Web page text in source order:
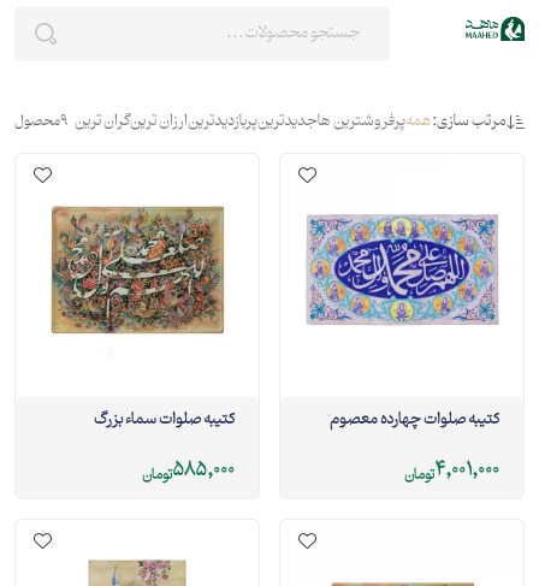
مرتب سازی:همهپرفروشترین هاجدیدترینپربازدیدترینارزان ترینگران ترین 9محصول
کتیبه صلوات چهارده معصوم
4,001,000تومان
کتیبه صلوات سماء بزرگ
585,000تومان